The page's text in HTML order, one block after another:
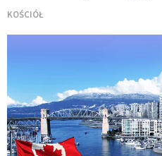
KOŚCIÓŁ